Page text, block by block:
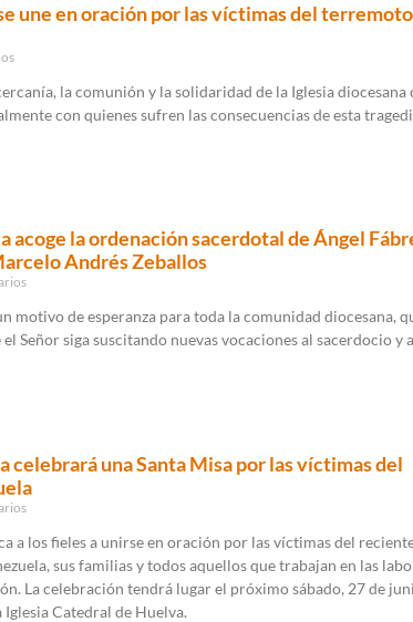
une en oración por las víctimas del
la comunión y la solidaridad de la Iglesia diocesana
con quienes sufren las consecuencias de esta
acoge la ordenación sacerdotal de Ángel
Andrés Zeballos
motivo de esperanza para toda la comunidad diocesana,
Señor siga suscitando nuevas vocaciones al sacerdocio y
celebrará una Santa Misa por las víctimas del
a los fieles a unirse en oración por las víctimas del
sus familias y todos aquellos que trabajan en las
La celebración tendrá lugar el próximo sábado, 27 de
Iglesia Catedral de Huelva.